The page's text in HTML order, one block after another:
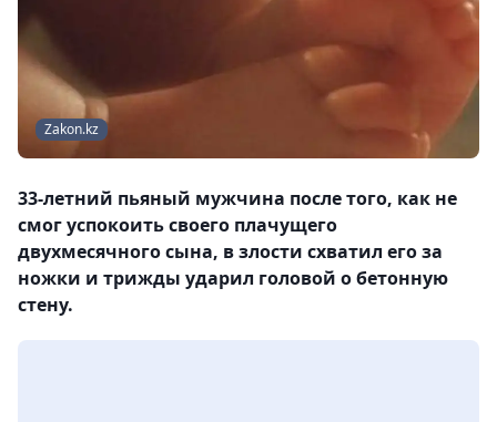
Zakon.kz
33-летний пьяный мужчина после того, как не
смог успокоить своего плачущего
двухмесячного сына, в злости схватил его за
ножки и трижды ударил головой о бетонную
стену.